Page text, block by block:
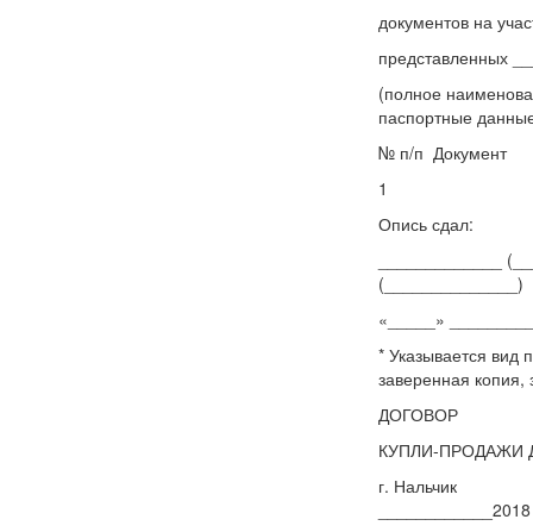
документов на
представленных
(полное
паспортные
№ п/п Документ
Опись сдал:
(______________)
«_____»
* Указывается вид
заверенная
ДОГОВОР
КУПЛИ-
г.
____________2018